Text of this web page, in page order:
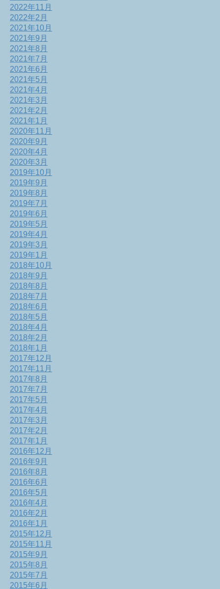
2022年11月
2022年2月
2021年10月
2021年9月
2021年8月
2021年7月
2021年6月
2021年5月
2021年4月
2021年3月
2021年2月
2021年1月
2020年11月
2020年9月
2020年4月
2020年3月
2019年10月
2019年9月
2019年8月
2019年7月
2019年6月
2019年5月
2019年4月
2019年3月
2019年1月
2018年10月
2018年9月
2018年8月
2018年7月
2018年6月
2018年5月
2018年4月
2018年2月
2018年1月
2017年12月
2017年11月
2017年8月
2017年7月
2017年5月
2017年4月
2017年3月
2017年2月
2017年1月
2016年12月
2016年9月
2016年8月
2016年6月
2016年5月
2016年4月
2016年2月
2016年1月
2015年12月
2015年11月
2015年9月
2015年8月
2015年7月
2015年6月